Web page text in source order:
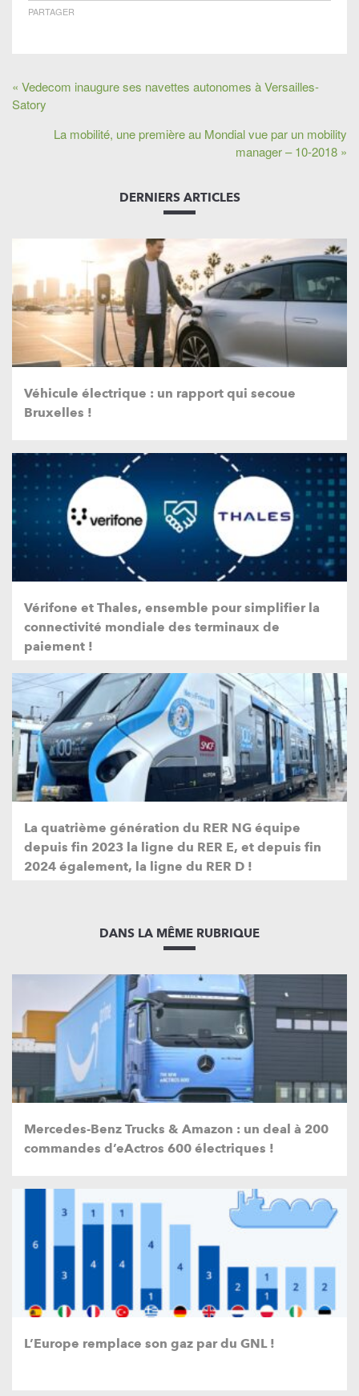
PARTAGER
« Vedecom inaugure ses navettes autonomes à Versailles-
Satory
La mobilité, une première au Mondial vue par un mobility
manager – 10-2018 »
DERNIERS ARTICLES
Véhicule électrique : un rapport qui secoue
Bruxelles !
Vérifone et Thales, ensemble pour simplifier la
connectivité mondiale des terminaux de
paiement !
La quatrième génération du RER NG équipe
depuis fin 2023 la ligne du RER E, et depuis fin
2024 également, la ligne du RER D !
DANS LA MÊME RUBRIQUE
Mercedes-Benz Trucks & Amazon : un deal à 200
commandes d’eActros 600 électriques !
L’Europe remplace son gaz par du GNL !